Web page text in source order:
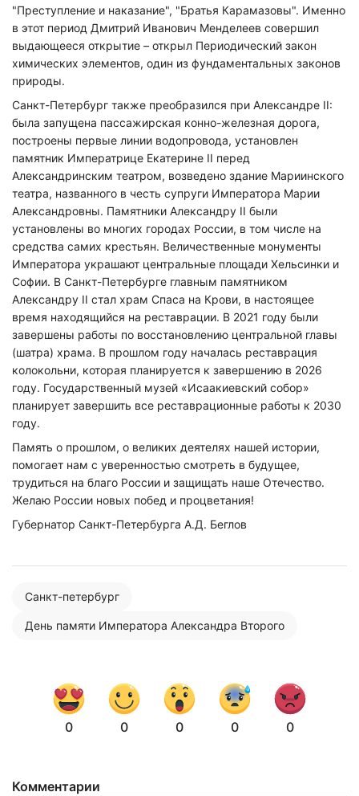
"Преступление и наказание", "Братья Карамазовы". Именно
в этот период Дмитрий Иванович Менделеев совершил
выдающееся открытие – открыл Периодический закон
химических элементов, один из фундаментальных законов
природы.
Санкт-Петербург также преобразился при Александре II:
была запущена пассажирская конно-железная дорога,
построены первые линии водопровода, установлен
памятник Императрице Екатерине II перед
Александринским театром, возведено здание Мариинского
театра, названного в честь супруги Императора Марии
Александровны. Памятники Александру II были
установлены во многих городах России, в том числе на
средства самих крестьян. Величественные монументы
Императора украшают центральные площади Хельсинки и
Софии. В Санкт-Петербурге главным памятником
Александру II стал храм Спаса на Крови, в настоящее
время находящийся на реставрации. В 2021 году были
завершены работы по восстановлению центральной главы
(шатра) храма. В прошлом году началась реставрация
колокольни, которая планируется к завершению в 2026
году. Государственный музей «Исаакиевский собор»
планирует завершить все реставрационные работы к 2030
году.
Память о прошлом, о великих деятелях нашей истории,
помогает нам с уверенностью смотреть в будущее,
трудиться на благо России и защищать наше Отечество.
Желаю России новых побед и процветания!
Губернатор Санкт-Петербурга А.Д. Беглов
Санкт-петербург
День памяти Императора Александра Второго
0 0 0 0 0
Комментарии
Нажимая на кнопку "Отправить" вы